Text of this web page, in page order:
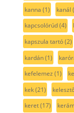
kanna (1) kanál
kapcsolórúd(4)
kapszula tartó(2)
kardán(1)
kefelemez (1)
kek(21)
keret(17)